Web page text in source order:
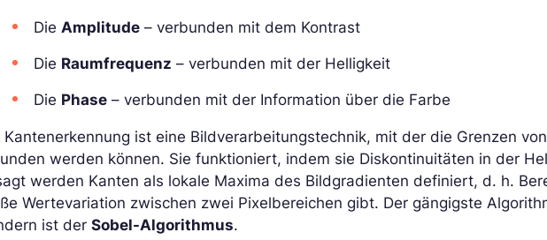
Die Amplitude – verbunden mit dem Kontrast
Die Raumfrequenz – verbunden mit der Helligkeit
Die Phase – verbunden mit der Information über die Farbe
Kantenerkennung ist eine Bildverarbeitungstechnik, mit der die Grenzen
werden können. Sie funktioniert, indem sie Diskontinuitäten in der
werden Kanten als lokale Maxima des Bildgradienten definiert, d. h.
Wertevariation zwischen zwei Pixelbereichen gibt. Der gängigste
ist derSobel-Algorithmus.